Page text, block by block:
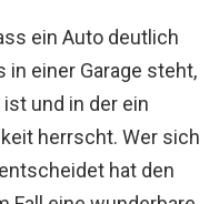
ein Auto deutlich
in einer Garage steht,
und in der ein
herrscht. Wer sich
hat den